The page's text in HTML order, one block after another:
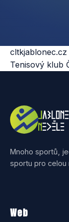
cltkjablonec.cz
Tenisový klub
Mnoho sportů,
sportu pro celou
Web